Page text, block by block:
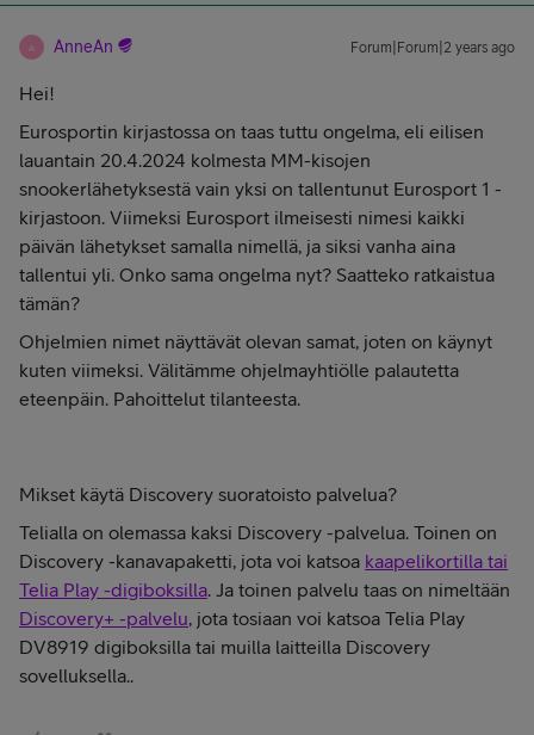
A AnneAn Forum|Forum|2 years ago
Hei!
Eurosportin kirjastossa on taas tuttu ongelma, eli eilisen
lauantain 20.4.2024 kolmesta MM-kisojen
snookerlähetyksestä vain yksi on tallentunut Eurosport 1 -
kirjastoon. Viimeksi Eurosport ilmeisesti nimesi kaikki
päivän lähetykset samalla nimellä, ja siksi vanha aina
tallentui yli. Onko sama ongelma nyt? Saatteko ratkaistua
tämän?
Ohjelmien nimet näyttävät olevan samat, joten on käynyt
kuten viimeksi. Välitämme ohjelmayhtiölle palautetta
eteenpäin. Pahoittelut tilanteesta.
Mikset käytä Discovery suoratoisto palvelua?
Telialla on olemassa kaksi Discovery -palvelua. Toinen on
Discovery -kanavapaketti, jota voi katsoa kaapelikortilla tai
Telia Play -digiboksilla. Ja toinen palvelu taas on nimeltään
Discovery+ -palvelu, jota tosiaan voi katsoa Telia Play
DV8919 digiboksilla tai muilla laitteilla Discovery
sovelluksella..